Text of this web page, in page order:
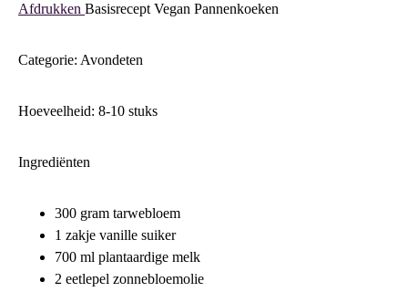
Afdrukken Basisrecept Vegan Pannenkoeken
Categorie: Avondeten
Hoeveelheid: 8-10 stuks
Ingrediënten
300 gram tarwebloem
1 zakje vanille suiker
700 ml plantaardige melk
2 eetlepel zonnebloemolie